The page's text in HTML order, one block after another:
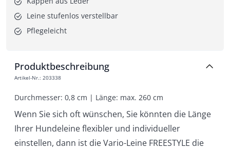
Leine stufenlos verstellbar
Pflegeleicht
Produktbeschreibung
Artikel-Nr.: 203338
Durchmesser: 0,8 cm | Länge: max. 260 cm
Wenn Sie sich oft wünschen, Sie könnten die Länge
Ihrer Hundeleine flexibler und individueller
einstellen, dann ist die Vario-Leine FREESTYLE die